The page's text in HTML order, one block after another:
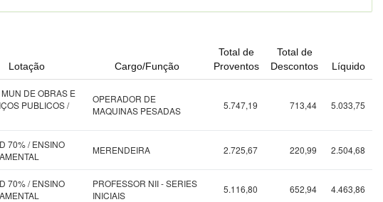
Lotação Cargo/Função
Total de
Proventos
Total de
Descontos
Líquido
DE OBRAS E
PUBLICOS /
OPERADOR DE
MAQUINAS PESADAS
5.747,19 713,44 5.033,75
70% / ENSINO
MERENDEIRA 2.725,67 220,99 2.504,68
70% / ENSINO
PROFESSOR NII - SERIES
INICIAIS
5.116,80 652,94 4.463,86